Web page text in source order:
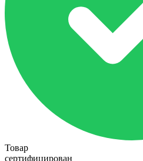
Товар
сертифицирован